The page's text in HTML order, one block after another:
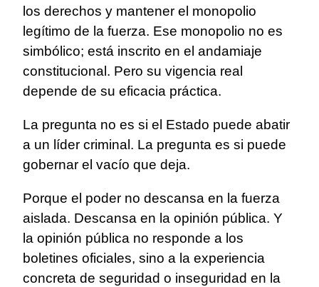
los derechos y mantener el monopolio
legítimo de la fuerza. Ese monopolio no es
simbólico; está inscrito en el andamiaje
constitucional. Pero su vigencia real
depende de su eficacia práctica.
La pregunta no es si el Estado puede abatir
a un líder criminal. La pregunta es si puede
gobernar el vacío que deja.
Porque el poder no descansa en la fuerza
aislada. Descansa en la opinión pública. Y
la opinión pública no responde a los
boletines oficiales, sino a la experiencia
concreta de seguridad o inseguridad en la